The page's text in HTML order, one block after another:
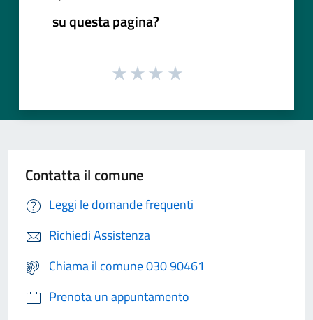
su questa pagina?
Contatta il comune
Leggi le domande frequenti
Richiedi Assistenza
Chiama il comune 030 90461
Prenota un appuntamento